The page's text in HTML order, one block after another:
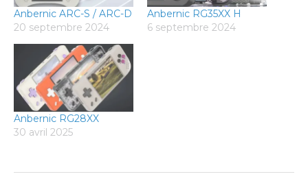
Anbernic ARC-S / ARC-D
20 septembre 2024
Anbernic RG35XX H
6 septembre 2024
Anbernic RG28XX
30 avril 2025